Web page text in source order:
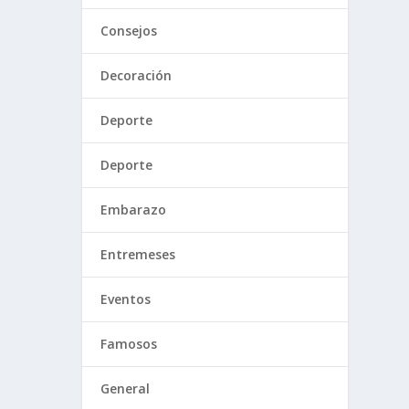
Consejos
Decoración
Deporte
Deporte
Embarazo
Entremeses
Eventos
Famosos
General